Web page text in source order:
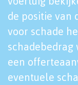
de positie van
voor schade
schadebedrag
een
eventuele